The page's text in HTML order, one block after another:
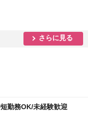
さらに見る
勤務OK/未経験歓迎